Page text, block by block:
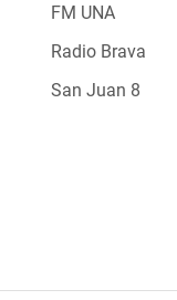
FM UNA
Radio Brava
San Juan 8